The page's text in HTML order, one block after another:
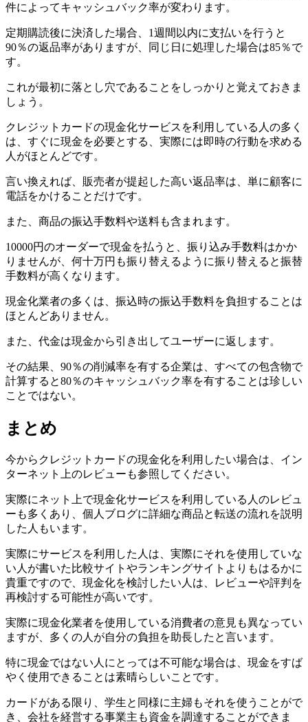
件によってキャッシュバック率が変わります。
定期購読後に決済した場合、1週間以内に支払いを行うと
90％の返品率がありますが、同じ日に処理した場合は85％で
す。
これが最初に落とし穴であることをしっかりと覚えておきま
しょう。
クレジットカードの現金化サービスを利用している人の多く
は、すぐに現金を必要とする、実際には即時の行動を求める
人がほとんどです。
言い換えれば、販売者が提起した高い返品率は、単に顧客に
電話をかけることだけです。
また、商品の振込手数料や送料も含まれます。
10000円のオーダーで現金を払うと、振り込み手数料はかか
りませんが、何十万円も振り替えるように振り替えると振替
手数料が高くなります。
現金化業者の多くは、振込時の振込手数料を負担することは
ほとんどありません。
また、代金は現金から引き出してユーザーに返します。
その結果、90％の削減率を有する企業は、すべての包含物で
計算すると80％のキャッシュバック率を有することは珍しい
ことではない。
まとめ
今からクレジットカードの現金化を利用したい場合は、イン
ターネット上のレビューも参照してください。
実際にネット上で現金化サービスを利用している人のレビュ
ーも多くあり、個人ブログに詳細な商品と転送の流れを説明
した人もいます。
実際にサービスを利用した人は、実際にそれを使用していな
い人が書いた比較サイトやランキングサイトよりもはるかに
貴重ですので、現金化を検討したい人は、レビューや評判を
再検討する可能性が高いです。
実際に現金化業者を使用している消費者の意見も異なってい
ますが、多くの人が自分の負担を助長したと言います。
特に現金ではない人にとっては不可能な場合は、現金をすば
やく使用できることは素晴らしいことです。
カードがある限り、学生と同様に主婦もそれを使うことがで
き、会社を経営する事業主も資金を調達することができま